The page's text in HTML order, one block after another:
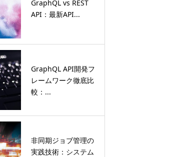
GraphQL vs REST
API：最新API...
GraphQL API開発フ
レームワーク徹底比
較：...
非同期ジョブ管理の
実践技術：システム